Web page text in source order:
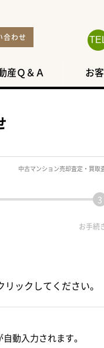
合わせ
産Ｑ＆Ａ お
中古マンション売却査定・買
お手続
ックしてください。
動入力されます。